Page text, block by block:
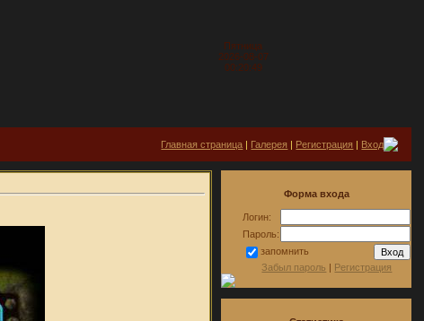
Пятница
2026-08-07
00:20:49
Главная страница | Галерея | Регистрация | Вход
Форма входа
Логин:
Пароль:
запомнить
Забыл пароль | Регистрация